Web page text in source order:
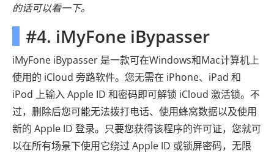
的话可以看一下。
#4. iMyFone iBypasser
iMyFone iBypasser 是一款可在Windows和Mac计算机上
使用的 iCloud 旁路软件。您无需在 iPhone、iPad 和
iPod 上输入 Apple ID 和密码即可解锁 iCloud 激活锁。不
过，删除后您可能无法拨打电话、使用蜂窝数据以及使用
新的 Apple ID 登录。只要您获得该程序的许可证，您就可
以在所有场景下使用它绕过 Apple ID 或锁屏密码，无限